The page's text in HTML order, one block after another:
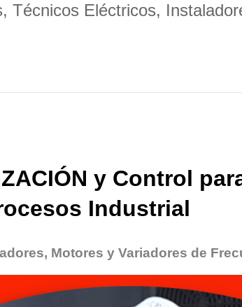
Técnicos Eléctricos,
y Control
Industrial
Motores y Variadores de